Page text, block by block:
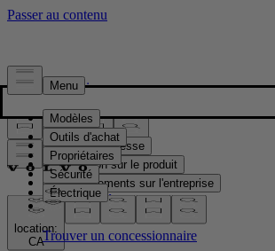
Presse & Médias
Matériel de presse
Information sur le produit
Renseignements sur l'entreprise
Contacts médias
location:
CA